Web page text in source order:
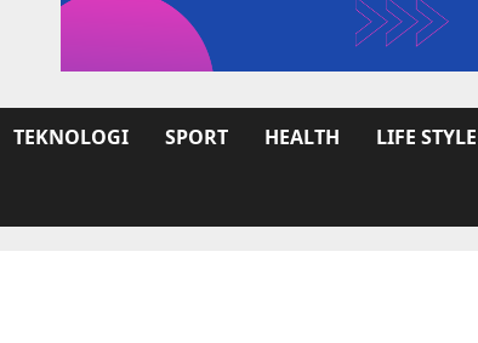
TEKNOLOGI SPORT HEALTH LIFE STYLE